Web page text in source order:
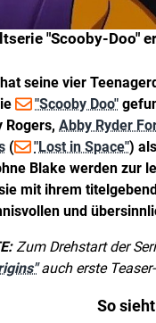
"Scooby-Doo"
seine vier
"Scooby Doo"
Rogers, Abby Ryder
( "Lost in Space")
Blake werden zur
mit ihrem
und
Zum Drehstart der
auch erste
So